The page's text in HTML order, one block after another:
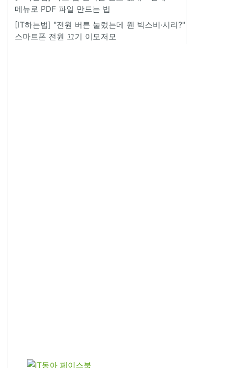
메뉴로 PDF 파일 만드는 법
[IT하는법] "전원 버튼 눌렀는데 웬 빅스비·시리?"
스마트폰 전원 끄기 이모저모